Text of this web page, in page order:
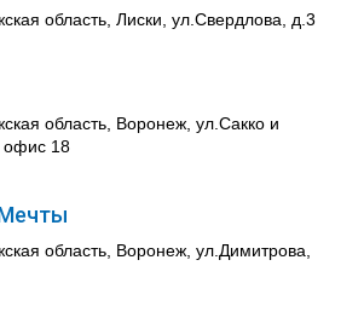
область, Лиски, ул.Свердлова, д.3
область, Воронеж, ул.Сакко и
офис 18
область, Воронеж, ул.Димитрова,